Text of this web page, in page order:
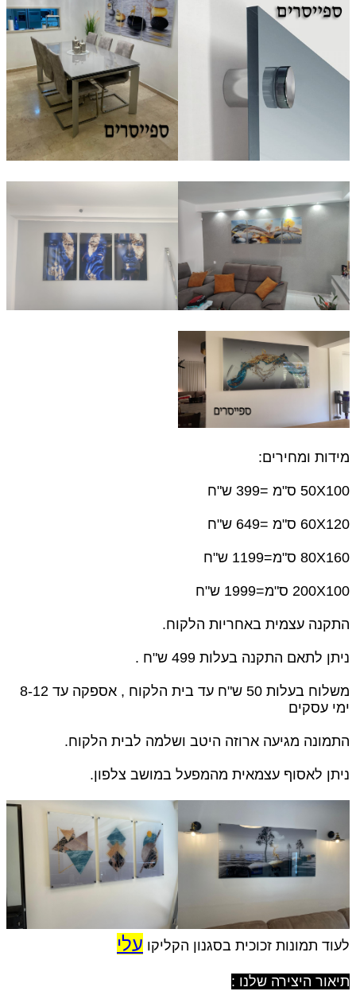
מידות ומחירים:
50X100 ס"מ =399 ש"ח
60X120 ס"מ =649 ש"ח
80X160 ס"מ=1199 ש"ח
200X100 ס"מ=1999 ש"ח
התקנה עצמית באחריות הלקוח.
ניתן לתאם התקנה בעלות 499 ש"ח .
משלוח בעלות 50 ש"ח עד בית הלקוח , אספקה עד 8-12
ימי עסקים
התמונה מגיעה ארוזה היטב ושלמה לבית הלקוח.
ניתן לאסוף עצמאית מהמפעל במושב צלפון.
לעוד תמונות זכוכית בסגנון הקליקו עלי
תיאור היצירה שלנו :